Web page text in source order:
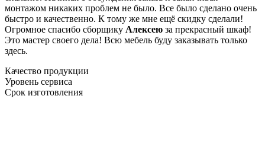
монтажом никаких проблем не было. Все было сделано очень
быстро и качественно. К тому же мне ещё скидку сделали!
Огромное спасибо сборщику Алексею за прекрасный шкаф!
Это мастер своего дела! Всю мебель буду заказывать только
здесь.
Качество продукции
Уровень сервиса
Срок изготовления